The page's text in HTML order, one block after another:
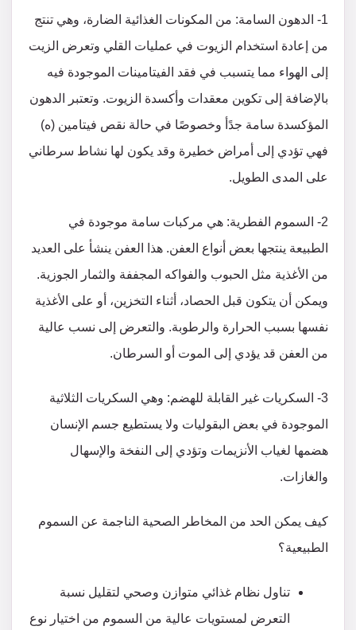
1- الدهون السامة: من المكونات الغذائية الضارة، وهي تنتج
من إعادة استخدام الزيوت في عمليات القلي وتعرض الزيت
إلى الهواء مما يتسبب في فقد الفيتامينات الموجودة فيه
بالإضافة إلى تكوين معقدات وأكسدة الزيوت. وتعتبر الدهون
المؤكسدة سامة جدًأ وخصوصًا في حالة نقص فيتامين (ه)
فهي تؤدي إلى أمراض خطيرة وقد يكون لها نشاط سرطاني
على المدى الطويل.
2- السموم الفطرية: هي مركبات سامة موجودة في
الطبيعة ينتجها بعض أنواع العفن. هذا العفن ينشأ على العديد
من الأغذية مثل الحبوب والفواكه المجففة والثمار الجوزية.
ويمكن أن يتكون قبل الحصاد، أثناء التخزين، أو على الأغذية
نفسها بسبب الحرارة والرطوبة. والتعرض إلى نسب عالية
من العفن قد يؤدي إلى الموت أو السرطان.
3- السكريات غير القابلة للهضم: وهي السكريات الثلاثية
الموجودة في بعض البقوليات ولا يستطيع جسم الإنسان
هضمها لغياب الأنزيمات وتؤدي إلى النفخة والإسهال
والغازات.
كيف يمكن الحد من المخاطر الصحية الناجمة عن السموم
الطبيعية؟
تناول نظام غذائي متوازن وصحي لتقليل نسبة
التعرض لمستويات عالية من السموم من اختيار نوع